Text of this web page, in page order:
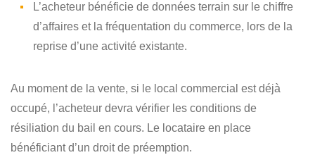
L’acheteur bénéficie de données terrain sur le chiffre
d’affaires et la fréquentation du commerce, lors de la
reprise d’une activité existante.
Au moment de la vente, si le local commercial est déjà
occupé, l’acheteur devra vérifier les conditions de
résiliation du bail en cours. Le locataire en place
bénéficiant d’un droit de préemption.